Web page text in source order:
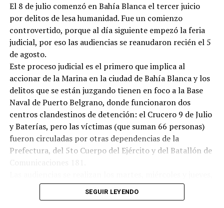
El 8 de julio comenzó en Bahía Blanca el tercer juicio
por delitos de lesa humanidad. Fue un comienzo
controvertido, porque al día siguiente empezó la feria
judicial, por eso las audiencias se reanudaron recién el 5
de agosto.
Este proceso judicial es el primero que implica al
accionar de la Marina en la ciudad de Bahía Blanca y los
delitos que se están juzgando tienen en foco a la Base
Naval de Puerto Belgrano, donde funcionaron dos
centros clandestinos de detención: el Crucero 9 de Julio
y Baterías, pero las víctimas (que suman 66 personas)
fueron circuladas por otras dependencias de la
Prefectura, del 5to Cuerpo del Ejército y del Batallón de
semana de por medio, desde las 9 hs en el Aula Magna de
la Universidad Nacional del Sur, Av. Colón 80, Bahía
SEGUIR LEYENDO